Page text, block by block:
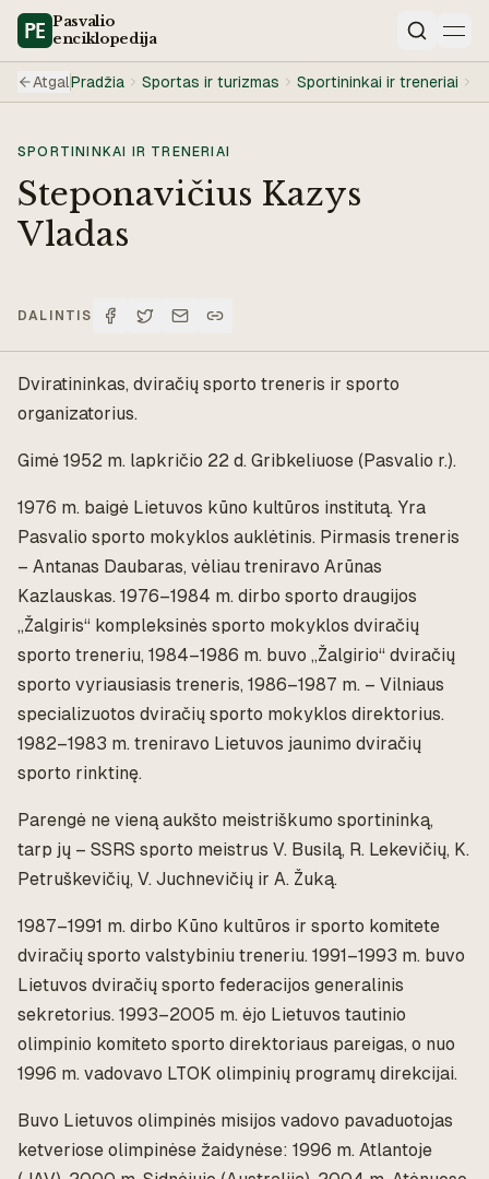
Pasvalio
enciklopedija
Paieška
AtgalPradžia Sportas ir turizmas Sportininkai ir treneriai
SPORTININKAI IR TRENERIAI
Steponavičius Kazys
Vladas
DALINTIS
Dviratininkas, dviračių sporto treneris ir sporto
organizatorius.
Gimė 1952 m. lapkričio 22 d. Gribkeliuose (Pasvalio r.).
1976 m. baigė Lietuvos kūno kultūros institutą. Yra
Pasvalio sporto mokyklos auklėtinis. Pirmasis treneris
– Antanas Daubaras, vėliau treniravo Arūnas
Kazlauskas. 1976–1984 m. dirbo sporto draugijos
„Žalgiris“ kompleksinės sporto mokyklos dviračių
sporto treneriu, 1984–1986 m. buvo „Žalgirio“ dviračių
sporto vyriausiasis treneris, 1986–1987 m. – Vilniaus
specializuotos dviračių sporto mokyklos direktorius.
1982–1983 m. treniravo Lietuvos jaunimo dviračių
sporto rinktinę.
Parengė ne vieną aukšto meistriškumo sportininką,
tarp jų – SSRS sporto meistrus V. Busilą, R. Lekevičių, K.
Petruškevičių, V. Juchnevičių ir A. Žuką.
1987–1991 m. dirbo Kūno kultūros ir sporto komitete
dviračių sporto valstybiniu treneriu. 1991–1993 m. buvo
Lietuvos dviračių sporto federacijos generalinis
sekretorius. 1993–2005 m. ėjo Lietuvos tautinio
olimpinio komiteto sporto direktoriaus pareigas, o nuo
1996 m. vadovavo LTOK olimpinių programų direkcijai.
Buvo Lietuvos olimpinės misijos vadovo pavaduotojas
ketveriose olimpinėse žaidynėse: 1996 m. Atlantoje